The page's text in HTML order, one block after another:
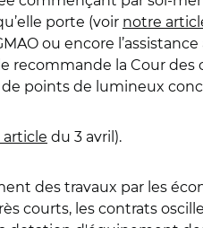
porte (voir notre
ou encore
recommande la Cour des
de points de lumineux
du 3 avril).
des travaux par les
courts, les contrats